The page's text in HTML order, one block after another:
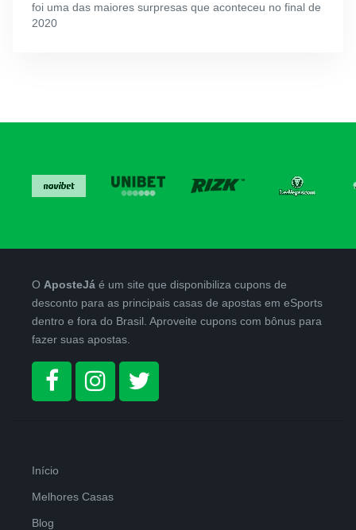
foi uma das maiores surpresas que aconteceu no final de
2020
O AposteJá é um site que disponibiliza cupons de
desconto para as principais casas de apostas em eSports
dentro e fora do Brasil. Aproveite cupons com bônus para
fazer suas apostas.
Início
Melhores Casas
Blog